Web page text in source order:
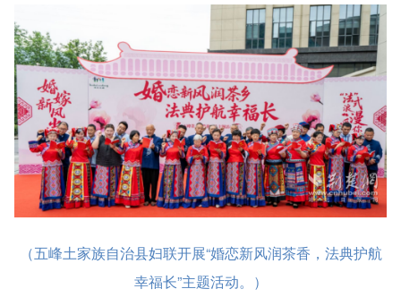
（五峰土家族自治县妇联开展“婚恋新风润茶香，法典护航
幸福长”主题活动。）